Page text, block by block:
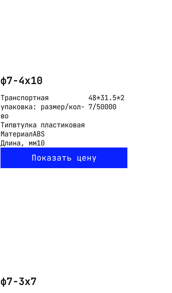
ф7-4x10
Транспортная
упаковка: размер/кол-
во
48*31.5*2
7/50000
Типвтулка пластиковая
МатериалABS
Длина, мм10
Показать цену
ф7-3x7